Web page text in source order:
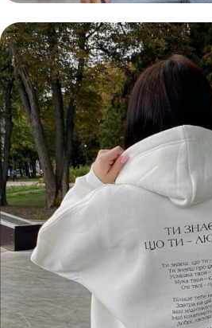
ЕКСКЛЮЗИВНА СЕРІЯ
ФУТБОЛКА
КРАЇНА
ЗАМОВИТИ